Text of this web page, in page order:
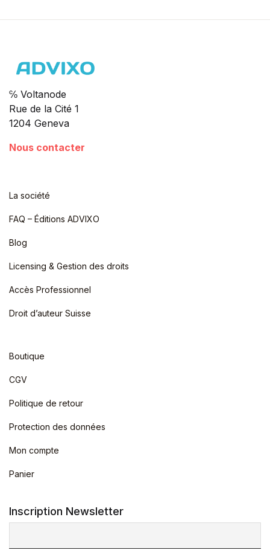
℅ Voltanode
Rue de la Cité 1
1204 Geneva
Nous contacter
La société
FAQ – Éditions ADVIXO
Blog
Licensing & Gestion des droits
Accès Professionnel
Droit d’auteur Suisse
Boutique
CGV
Politique de retour
Protection des données
Mon compte
Panier
Inscription Newsletter